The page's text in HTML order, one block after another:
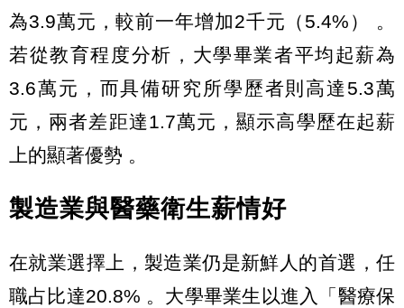
為3.9萬元，較前一年增加2千元（5.4%） 。
若從教育程度分析，大學畢業者平均起薪為
3.6萬元，而具備研究所學歷者則高達5.3萬
元，兩者差距達1.7萬元，顯示高學歷在起薪
上的顯著優勢 。
製造業與醫藥衛生薪情好
在就業選擇上，製造業仍是新鮮人的首選，任
職占比達20.8% 。大學畢業生以進入「醫療保